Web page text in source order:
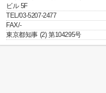
ビル 5F
TEL/03-5207-2477
FAX/-
東京都知事 (2) 第104295号